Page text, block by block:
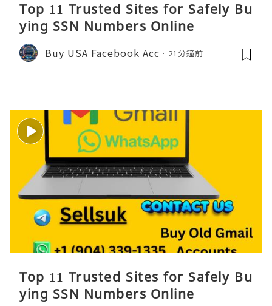
Top 11 Trusted Sites for Safely Bu
ying SSN Numbers Online
Buy USA Facebook Acc 21分鐘前
Top 11 Trusted Sites for Safely Bu
ying SSN Numbers Online